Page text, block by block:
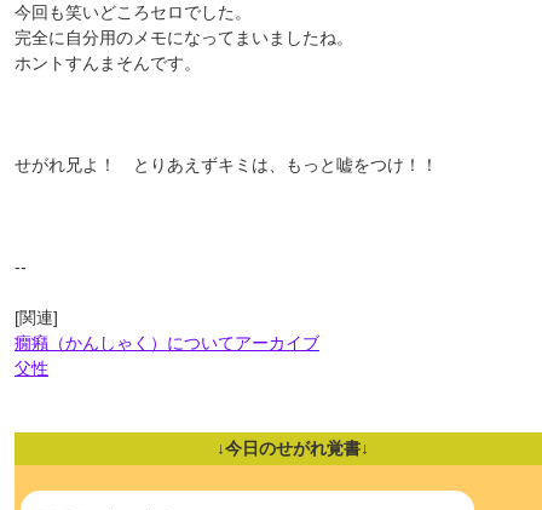
今回も笑いどころセロでした。
完全に自分用のメモになってまいましたね。
ホントすんまそんです。
せがれ兄よ！ とりあえずキミは、もっと嘘をつけ！！
--
[関連]
癇癪（かんしゃく）についてアーカイブ
父性
↓今日のせがれ覚書↓